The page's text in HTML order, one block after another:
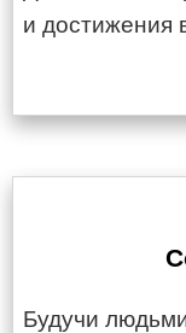
и достижения
Будучи